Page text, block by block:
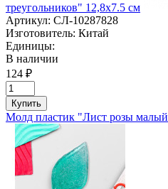
треугольников" 12,8х7.5 см
Артикул: СЛ-10287828
Изготовитель: Китай
Единицы:
В наличии
124 ₽
Купить
Молд пластик "Лист розы